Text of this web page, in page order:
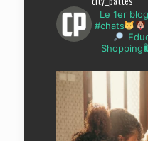
Le 1er
#chats